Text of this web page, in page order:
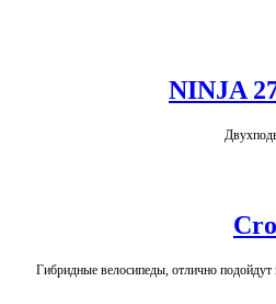
NINJA
Гибридные велосипеды, отлично подойдут